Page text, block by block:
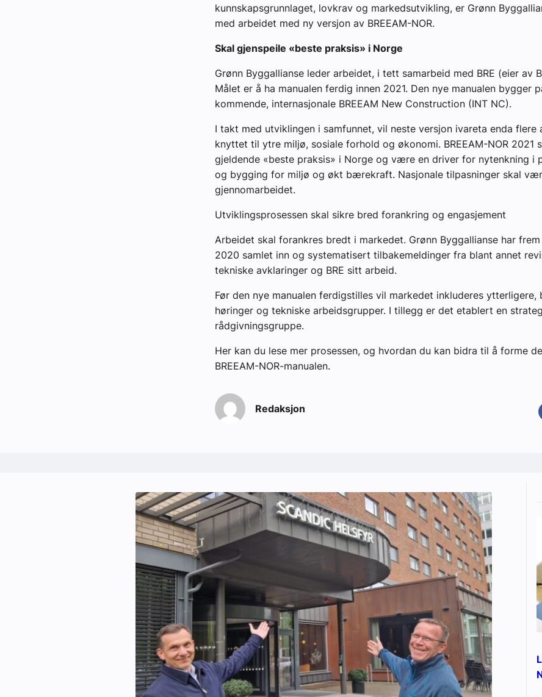
kunnskapsgrunnlaget, lovkrav og markedsutvikling, er Grønn
med arbeidet med ny versjon av BREEAM-NOR.
Skal gjenspeile «beste praksis» i Norge
Grønn Byggallianse leder arbeidet, i tett samarbeid med BRE (eier av
Målet er å ha manualen ferdig innen 2021. Den nye manualen bygger
kommende, internasjonale BREEAM New Construction (INT NC).
I takt med utviklingen i samfunnet, vil neste versjon ivareta enda flere
knyttet til ytre miljø, sosiale forhold og økonomi. BREEAM-NOR 2021
gjeldende «beste praksis» i Norge og være en driver for nytenkning i
og bygging for miljø og økt bærekraft. Nasjonale tilpasninger skal
gjennomarbeidet.
Utviklingsprosessen skal sikre bred forankring og engasjement
Arbeidet skal forankres bredt i markedet. Grønn Byggallianse har
2020 samlet inn og systematisert tilbakemeldinger fra blant annet
tekniske avklaringer og BRE sitt arbeid.
Før den nye manualen ferdigstilles vil markedet inkluderes ytterligere,
høringer og tekniske arbeidsgrupper. I tillegg er det etablert en
rådgivningsgruppe.
Her kan du lese mer prosessen, og hvordan du kan bidra til å forme
BREEAM-NOR-manualen.
Redaksjon